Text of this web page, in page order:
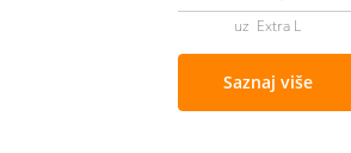
uz Extra L
Saznaj više